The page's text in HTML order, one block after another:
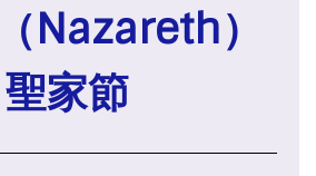
Nazareth）
聖家節